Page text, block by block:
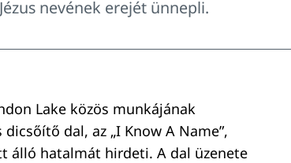
nevének erejét ünnepli.
Lake közös munkájának
dal, az „I Know A Name”,
álló hatalmát hirdeti. A dal üzenete